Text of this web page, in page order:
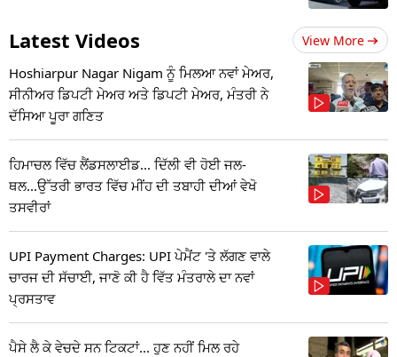
Latest Videos View More
Hoshiarpur Nagar Nigam ਨੂੰ ਮਿਲਆ ਨਵਾਂ ਮੇਅਰ,
ਸੀਨੀਅਰ ਡਿਪਟੀ ਮੇਅਰ ਅਤੇ ਡਿਪਟੀ ਮੇਅਰ, ਮੰਤਰੀ ਨੇ
ਦੱਸਿਆ ਪੂਰਾ ਗਣਿਤ
ਹਿਮਾਚਲ ਵਿੱਚ ਲੈਂਡਸਲਾਈਡ... ਦਿੱਲੀ ਵੀ ਹੋਈ ਜਲ-
ਥਲ...ਉੱਤਰੀ ਭਾਰਤ ਵਿੱਚ ਮੀਂਹ ਦੀ ਤਬਾਹੀ ਦੀਆਂ ਵੇਖੋ
ਤਸਵੀਰਾਂ
UPI Payment Charges: UPI ਪੇਮੈਂਟ 'ਤੇ ਲੱਗਣ ਵਾਲੇ
ਚਾਰਜ ਦੀ ਸੱਚਾਈ, ਜਾਣੋ ਕੀ ਹੈ ਵਿੱਤ ਮੰਤਰਾਲੇ ਦਾ ਨਵਾਂ
ਪ੍ਰਸਤਾਵ
ਪੈਸੇ ਲੈ ਕੇ ਵੇਚਦੇ ਸਨ ਟਿਕਟਾਂ... ਹੁਣ ਨਹੀਂ ਮਿਲ ਰਹੇ